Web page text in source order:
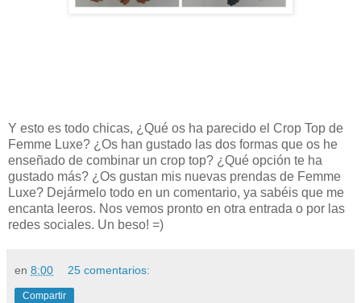
Y esto es todo chicas, ¿Qué os ha parecido el Crop Top de
Femme Luxe? ¿Os han gustado las dos formas que os he
enseñado de combinar un crop top? ¿Qué opción te ha
gustado más? ¿Os gustan mis nuevas prendas de Femme
Luxe? Dejármelo todo en un comentario, ya sabéis que me
encanta leeros. Nos vemos pronto en otra entrada o por las
redes sociales. Un beso! =)
en 8:00 25 comentarios:
Compartir